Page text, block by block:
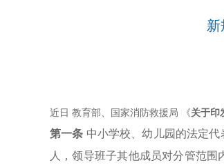
新
近日 教育部、国家消防救援局 《关于印
第一条 中小学校、幼儿园的法定
人，领导班子其他成员对分管范